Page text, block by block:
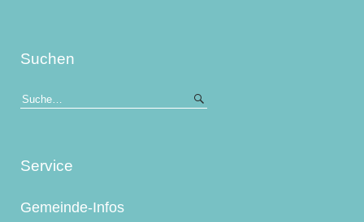
Suchen
Service
Gemeinde-Infos